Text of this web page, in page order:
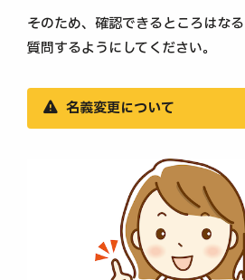
そのため、確認できるところはな
質問するようにしてください。
名義変更について